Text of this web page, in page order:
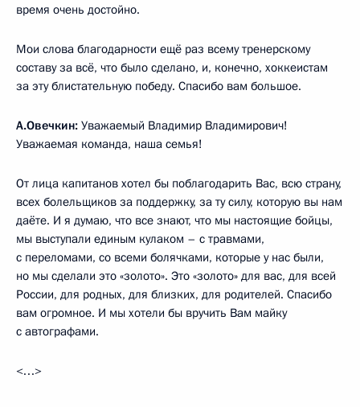
время очень достойно.
Мои слова благодарности ещё раз всему тренерскому
составу за всё, что было сделано, и, конечно, хоккеистам
за эту блистательную победу. Спасибо вам большое.
А.Овечкин: Уважаемый Владимир Владимирович!
Уважаемая команда, наша семья!
От лица капитанов хотел бы поблагодарить Вас, всю страну,
всех болельщиков за поддержку, за ту силу, которую вы нам
даёте. И я думаю, что все знают, что мы настоящие бойцы,
мы выступали единым кулаком – с травмами,
с переломами, со всеми болячками, которые у нас были,
но мы сделали это «золото». Это «золото» для вас, для всей
России, для родных, для близких, для родителей. Спасибо
вам огромное. И мы хотели бы вручить Вам майку
с автографами.
<…>